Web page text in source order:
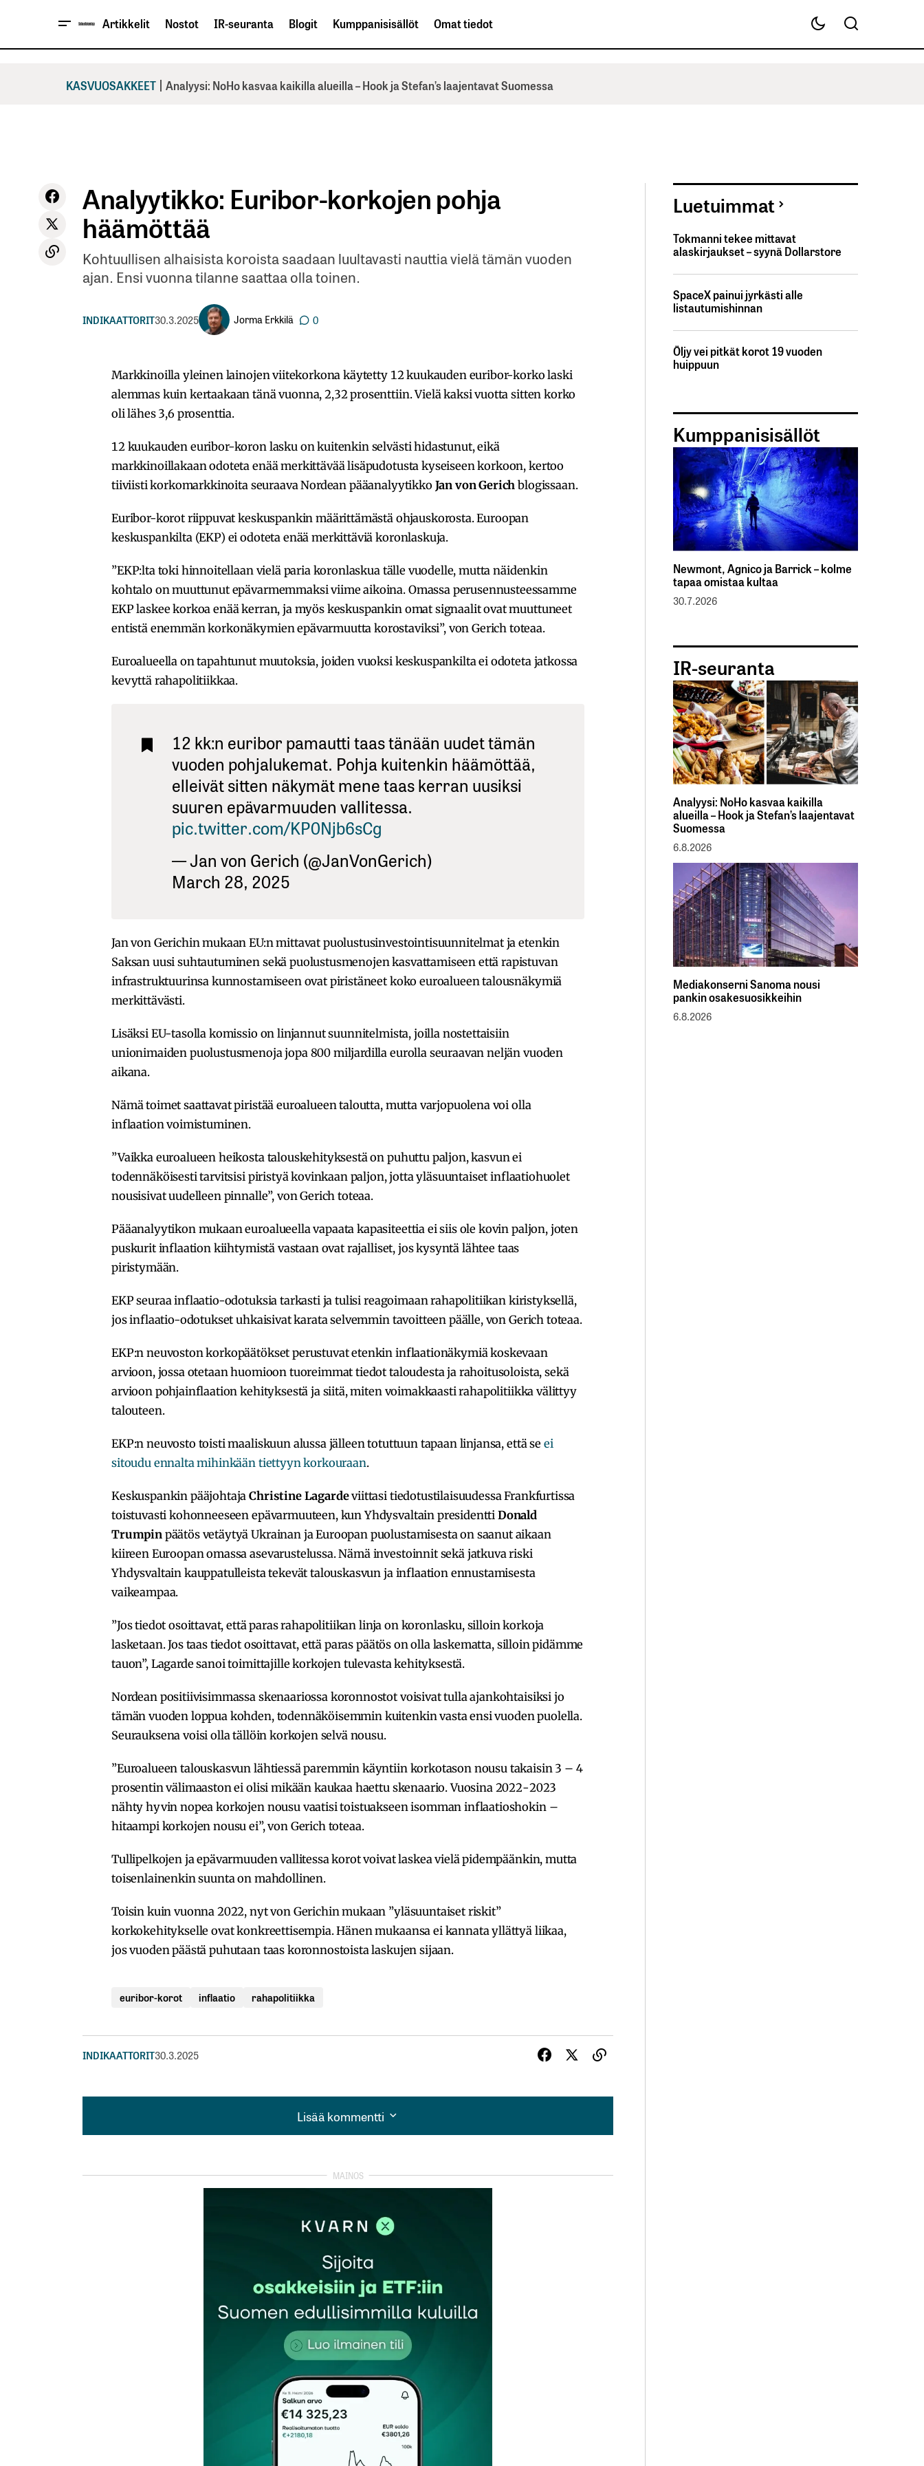
Artikkelit Nostot IR-seuranta Blogit Kumppanisisällöt Omat tiedot
KASVUOSAKKEET | Analyysi: NoHo kasvaa kaikilla alueilla – Hook ja Stefan’s laajentavat Suomessa
Analyytikko: Euribor-korkojen pohja
häämöttää
Kohtuullisen alhaisista koroista saadaan luultavasti nauttia vielä tämän vuoden
ajan. Ensi vuonna tilanne saattaa olla toinen.
INDIKAATTORIT30.3.2025 Jorma Erkkilä 0
Markkinoilla yleinen lainojen viitekorkona käytetty 12 kuukauden euribor-korko laski
alemmas kuin kertaakaan tänä vuonna, 2,32 prosenttiin. Vielä kaksi vuotta sitten korko
oli lähes 3,6 prosenttia.
12 kuukauden euribor-koron lasku on kuitenkin selvästi hidastunut, eikä
markkinoillakaan odoteta enää merkittävää lisäpudotusta kyseiseen korkoon, kertoo
tiiviisti korkomarkkinoita seuraava Nordean pääanalyytikko Jan von Gerichblogissaan.
Euribor-korot riippuvat keskuspankin määrittämästä ohjauskorosta. Euroopan
keskuspankilta (EKP) ei odoteta enää merkittäviä koronlaskuja.
”EKP:lta toki hinnoitellaan vielä paria koronlaskua tälle vuodelle, mutta näidenkin
kohtalo on muuttunut epävarmemmaksi viime aikoina. Omassa perusennusteessamme
EKP laskee korkoa enää kerran, ja myös keskuspankin omat signaalit ovat muuttuneet
entistä enemmän korkonäkymien epävarmuutta korostaviksi”, von Gerich toteaa.
Euroalueella on tapahtunut muutoksia, joiden vuoksi keskuspankilta ei odoteta jatkossa
kevyttä rahapolitiikkaa.
12 kk:n euribor pamautti taas tänään uudet tämän
vuoden pohjalukemat. Pohja kuitenkin häämöttää,
elleivät sitten näkymät mene taas kerran uusiksi
suuren epävarmuuden vallitessa.
pic.twitter.com/KP0Njb6sCg
— Jan von Gerich (@JanVonGerich)
March 28, 2025
Jan von Gerichin mukaan EU:n mittavat puolustusinvestointisuunnitelmat ja etenkin
Saksan uusi suhtautuminen sekä puolustusmenojen kasvattamiseen että rapistuvan
infrastruktuurinsa kunnostamiseen ovat piristäneet koko euroalueen talousnäkymiä
merkittävästi.
Lisäksi EU-tasolla komissio on linjannut suunnitelmista, joilla nostettaisiin
unionimaiden puolustusmenoja jopa 800 miljardilla eurolla seuraavan neljän vuoden
aikana.
Nämä toimet saattavat piristää euroalueen taloutta, mutta varjopuolena voi olla
inflaation voimistuminen.
”Vaikka euroalueen heikosta talouskehityksestä on puhuttu paljon, kasvun ei
todennäköisesti tarvitsisi piristyä kovinkaan paljon, jotta yläsuuntaiset inflaatiohuolet
nousisivat uudelleen pinnalle”, von Gerich toteaa.
Pääanalyytikon mukaan euroalueella vapaata kapasiteettia ei siis ole kovin paljon, joten
puskurit inflaation kiihtymistä vastaan ovat rajalliset, jos kysyntä lähtee taas
piristymään.
EKP seuraa inflaatio-odotuksia tarkasti ja tulisi reagoimaan rahapolitiikan kiristyksellä,
jos inflaatio-odotukset uhkaisivat karata selvemmin tavoitteen päälle, von Gerich toteaa.
EKP:n neuvoston korkopäätökset perustuvat etenkin inflaationäkymiä koskevaan
arvioon, jossa otetaan huomioon tuoreimmat tiedot taloudesta ja rahoitusoloista, sekä
arvioon pohjainflaation kehityksestä ja siitä, miten voimakkaasti rahapolitiikka välittyy
talouteen.
EKP:n neuvosto toisti maaliskuun alussa jälleen totuttuun tapaan linjansa, että se ei
sitoudu ennalta mihinkään tiettyyn korkouraan.
Keskuspankin pääjohtajaChristine Lagardeviittasi tiedotustilaisuudessa Frankfurtissa
toistuvasti kohonneeseen epävarmuuteen, kun Yhdysvaltain presidentti Donald
Trumpin päätös vetäytyä Ukrainan ja Euroopan puolustamisesta on saanut aikaan
kiireen Euroopan omassa asevarustelussa. Nämä investoinnit sekä jatkuva riski
Yhdysvaltain kauppatulleista tekevät talouskasvun ja inflaation ennustamisesta
vaikeampaa.
”Jos tiedot osoittavat, että paras rahapolitiikan linja on koronlasku, silloin korkoja
lasketaan. Jos taas tiedot osoittavat, että paras päätös on olla laskematta, silloin pidämme
tauon”, Lagarde sanoi toimittajille korkojen tulevasta kehityksestä.
Nordean positiivisimmassa skenaariossa koronnostot voisivat tulla ajankohtaisiksi jo
tämän vuoden loppua kohden, todennäköisemmin kuitenkin vasta ensi vuoden puolella.
Seurauksena voisi olla tällöin korkojen selvä nousu.
”Euroalueen talouskasvun lähtiessä paremmin käyntiin korkotason nousu takaisin 3 – 4
prosentin välimaaston ei olisi mikään kaukaa haettu skenaario. Vuosina 2022-2023
nähty hyvin nopea korkojen nousu vaatisi toistuakseen isomman inflaatioshokin –
hitaampi korkojen nousu ei”, von Gerich toteaa.
Tullipelkojen ja epävarmuuden vallitessa korot voivat laskea vielä pidempäänkin, mutta
toisenlainenkin suunta on mahdollinen.
Toisin kuin vuonna 2022, nyt von Gerichin mukaan ”yläsuuntaiset riskit”
korkokehitykselle ovat konkreettisempia. Hänen mukaansa ei kannata yllättyä liikaa,
jos vuoden päästä puhutaan taas koronnostoista laskujen sijaan.
euribor-korot inflaatio rahapolitiikka
INDIKAATTORIT30.3.2025
Lisää kommentti
Lisää kommentti
Pakolliset kentät on merkitty
Sähköpostiosoitteesi
Luetuimmat
Tokmanni tekee mittavat
alaskirjaukset – syynä Dollarstore
SpaceX painui jyrkästi alle
listautumishinnan
Öljy vei pitkät korot 19 vuoden
huippuun
Kumppanisisällöt
Newmont, Agnico ja Barrick – kolme
tapaa omistaa kultaa
30.7.2026
IR-seuranta
Analyysi: NoHo kasvaa kaikilla
alueilla – Hook ja Stefan’s laajentavat
Suomessa
6.8.2026
Mediakonserni Sanoma nousi
pankin osakesuosikkeihin
6.8.2026